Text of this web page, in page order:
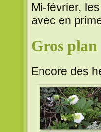
Mi-février,
avec en
Gros plan
Encore des